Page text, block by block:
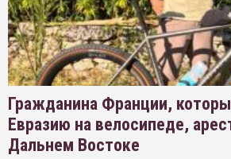
Гражданина Франции,
Евразию на велосипеде,
Дальнем Востоке